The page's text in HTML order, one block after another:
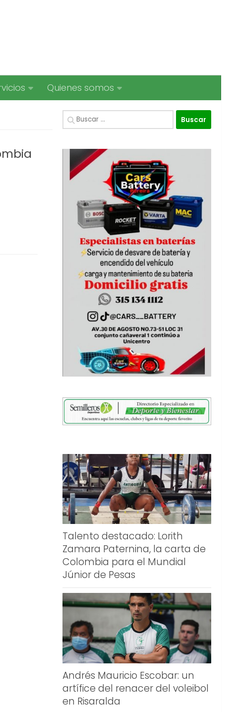
Quienes somos
Buscar:
Talento destacado: Lorith
Zamara Paternina, la carta de
Colombia para el Mundial
Júnior de Pesas
Andrés Mauricio Escobar: un
artífice del renacer del voleibol
en Risaralda